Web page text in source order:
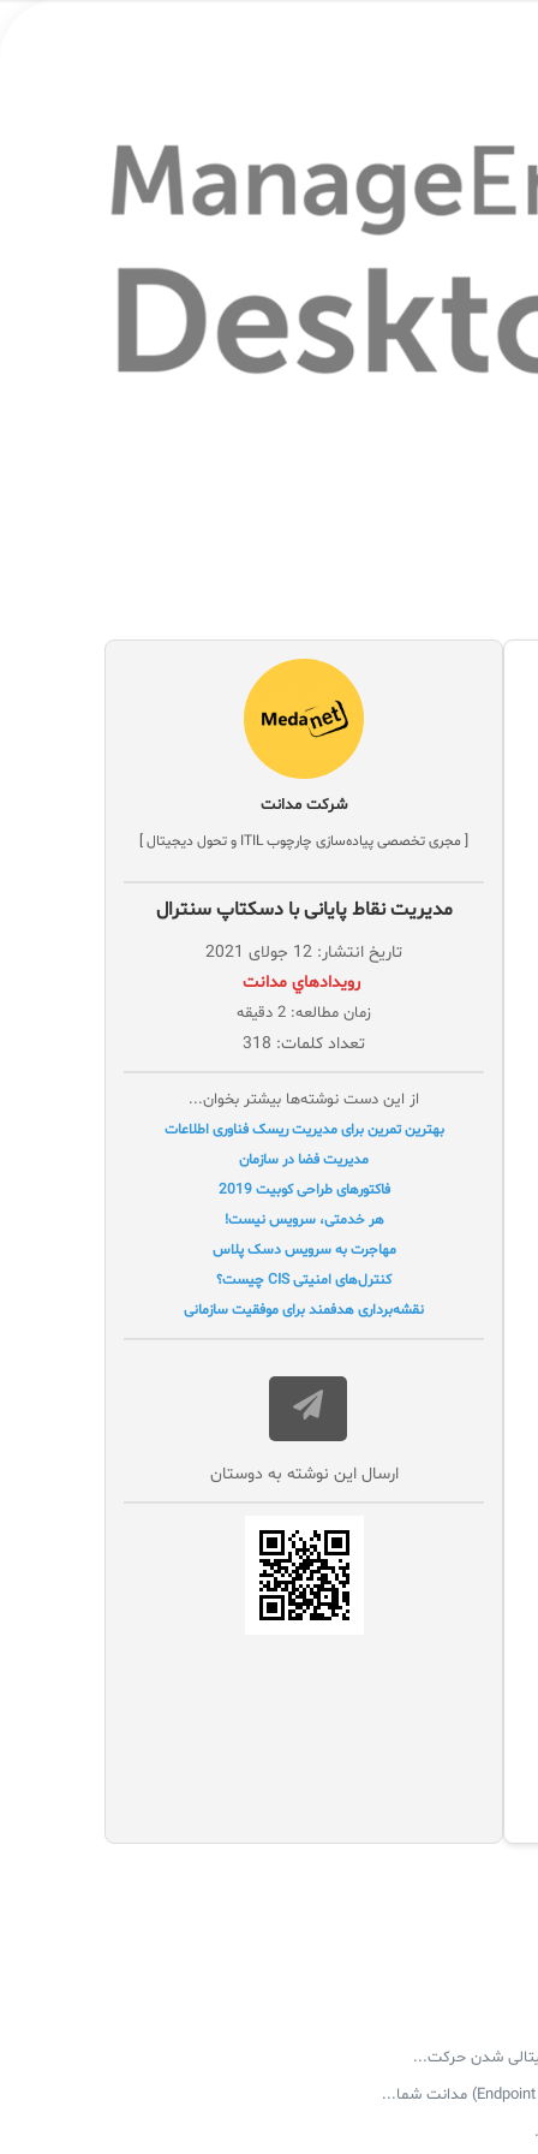
شرکت مدانت
[ مجری تخصصی پیاده‌سازی چارچوب ITIL و تحول دیجیتال ]
مدیریت نقاط پایانی با دسکتاپ سنترال
تاریخ انتشار: 12 جولای 2021
‌ رويدادهاي مدانت
زمان مطالعه: 2 دقیقه
تعداد کلمات: 318
از این دست نوشته‌ها بیشتر بخوان...
بهترین تمرین برای مدیریت ریسک فناوری اطلاعات
مدیریت فضا در سازمان
فاکتورهای طراحی کوبیت 2019
هر خدمتی، سرویس نیست!
مهاجرت به سرویس دسک پلاس
کنترل‌های امنیتی CIS چیست؟
نقشه‌برداری هدفمند برای موفقیت سازمانی
ارسال این نوشته به دوستان‌
شدن حرکت...